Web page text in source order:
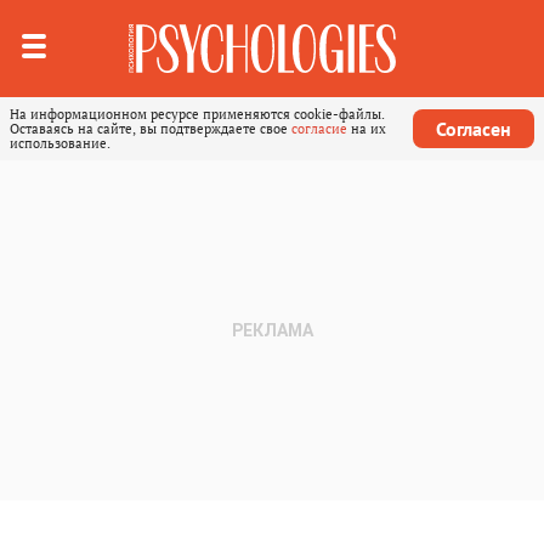
На информационном ресурсе применяются cookie-файлы.
Оставаясь на сайте, вы подтверждаете свое согласие на их
использование.
Согласен